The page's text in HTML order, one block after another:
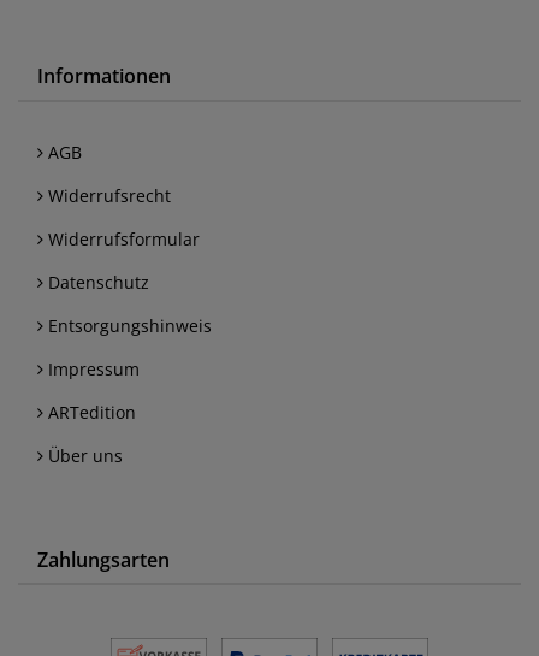
Informationen
AGB
Widerrufsrecht
Widerrufsformular
Datenschutz
Entsorgungshinweis
Impressum
ARTedition
Über uns
Zahlungsarten